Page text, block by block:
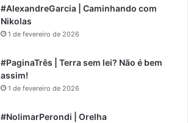
#AlexandreGarcia | Caminhando com
Nikolas
1 de fevereiro de 2026
#PaginaTrês | Terra sem lei? Não é bem
assim!
1 de fevereiro de 2026
#NolimarPerondi | Orelha